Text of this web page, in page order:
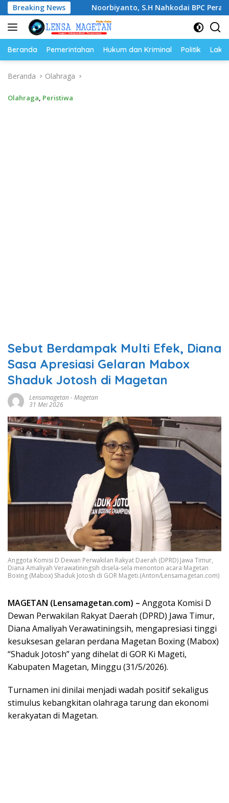
Langsung
ke
konten
Breaking News
Noorbiyanto, S.H Nahkodai BPC Peradin Magetan
Beranda Pemerintahan Hukum dan Kriminal Politik
Beranda Olahraga
Olahraga, Peristiwa
Sebut Berdampak Multi Efek, Diana
Sasa Apresiasi Gelaran Mabox
Shaduk Jotosh di Magetan
Lensamagetan-Magetan
31 Mei 2026
Anggota Komisi D Dewan Perwakilan Rakyat Daerah (DPRD) Jawa Timur,
Diana Amaliyah Verawatiningsih disela-sela menonton acara Magetan
Boxing (Mabox) Shaduk Jotosh di GOR Mageti.(Anton/Lensamagetan.com)
MAGETAN (Lensamagetan.com) – Anggota Komisi D
Dewan Perwakilan Rakyat Daerah (DPRD) Jawa Timur,
Diana Amaliyah Verawatiningsih, mengapresiasi tinggi
kesuksesan gelaran perdana Magetan Boxing (Mabox)
“Shaduk Jotosh” yang dihelat di GOR Ki Mageti,
Kabupaten Magetan, Minggu (31/5/2026).
Turnamen ini dinilai menjadi wadah positif sekaligus
stimulus kebangkitan olahraga tarung dan ekonomi
kerakyatan di Magetan.